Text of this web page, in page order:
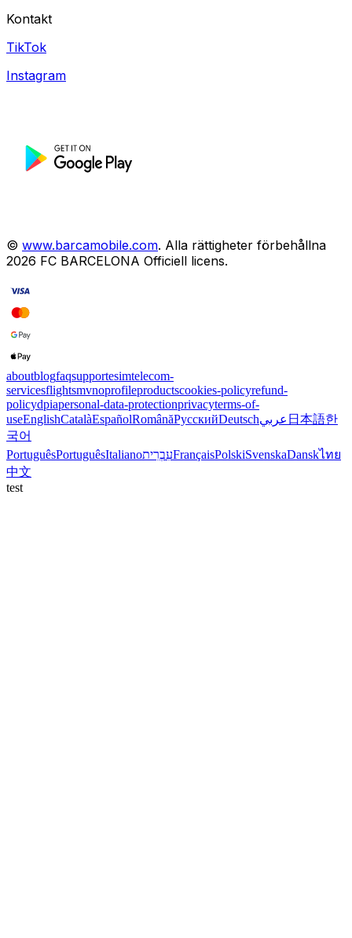
Kontakt
TikTok
Instagram
© www.barcamobile.com. Alla rättigheter förbehållna
2026 FC BARCELONA Officiell licens.
aboutblogfaqsupportesimtelecom-
servicesflightsmvnoprofileproductscookies-policyrefund-
policydpiapersonal-data-protectionprivacyterms-of-
useEnglishCatalàEspañolRomânăРусскийDeutschعربي 日本語한
국어
PortuguêsPortuguêsItalianoעִבְרִיתFrançaisPolskiSvenskaDanskไทย
中文
test